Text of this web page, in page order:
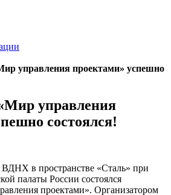
управления проектами» успешно
управления
состоялся!
ВДНХ в пространстве «Сталь» при
палаты России состоялся
проектами». Организатором